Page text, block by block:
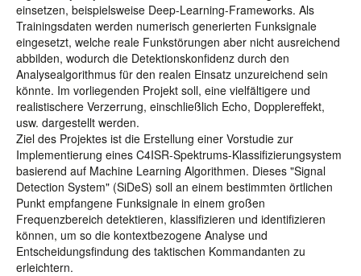
einsetzen, beispielsweise Deep-Learning-Frameworks. Als
Trainingsdaten werden numerisch generierten Funksignale
eingesetzt, welche reale Funkstörungen aber nicht ausreichend
abbilden, wodurch die Detektionskonfidenz durch den
Analysealgorithmus für den realen Einsatz unzureichend sein
könnte. Im vorliegenden Projekt soll, eine vielfältigere und
realistischere Verzerrung, einschließlich Echo, Dopplereffekt,
usw. dargestellt werden.
Ziel des Projektes ist die Erstellung einer Vorstudie zur
Implementierung eines C4ISR-Spektrums-Klassifizierungsystem
basierend auf Machine Learning Algorithmen. Dieses "Signal
Detection System" (SiDeS) soll an einem bestimmten örtlichen
Punkt empfangene Funksignale in einem großen
Frequenzbereich detektieren, klassifizieren und identifizieren
können, um so die kontextbezogene Analyse und
Entscheidungsfindung des taktischen Kommandanten zu
erleichtern.